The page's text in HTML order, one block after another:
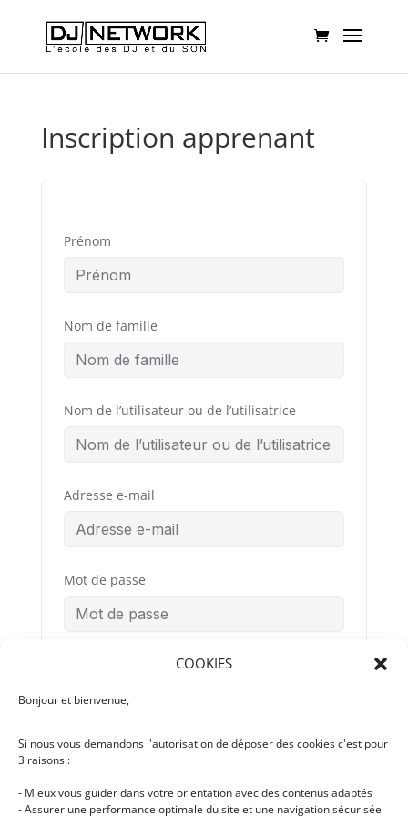
COOKIES
Bonjour et bienvenue,
Si nous vous demandons l'autorisation de déposer des cookies c'est pour
3 raisons :
- Mieux vous guider dans votre orientation avec des contenus adaptés
- Assurer une performance optimale du site et une navigation sécurisée
Inscription apprenant
Prénom
Nom de famille
Nom de l’utilisateur ou de l’utilisatrice
Adresse e-mail
Mot de passe
Confirmation du mot de passe
Conditions
d’Utilisation